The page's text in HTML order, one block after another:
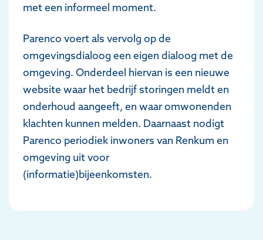
met een informeel moment.
Parenco voert als vervolg op de
omgevingsdialoog een eigen dialoog met de
omgeving. Onderdeel hiervan is een nieuwe
website waar het bedrijf storingen meldt en
onderhoud aangeeft, en waar omwonenden
klachten kunnen melden. Daarnaast nodigt
Parenco periodiek inwoners van Renkum en
omgeving uit voor
(informatie)bijeenkomsten.